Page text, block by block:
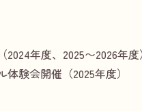
年度、2025〜2026年度）
験会開催（2025年度）